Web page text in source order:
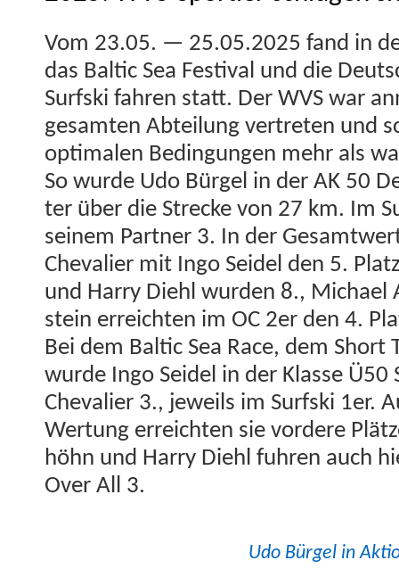
Vom 23.05. — 25.05.2025 fand in
das Baltic Sea Fes­ti­val und die
Surf­s­ki fahren statt. Der WVS war
gesamten Abteilung vertreten und
opti­malen Bedin­gun­gen mehr als
So wurde Udo Bürgel in der AK 50
ter über die Strecke von 27 km. Im
seinem Part­ner 3. In der
Cheva­lier mit Ingo Sei­del den 5.
und Har­ry Diehl wur­den 8., Michael
stein erre­icht­en im OC 2er den 4.
Bei dem Baltic Sea Race, dem Short
wurde Ingo Sei­del in der Klasse Ü50
Cheva­lier 3., jew­eils im Surf­s­ki 1er.
Wer­tung erre­icht­en sie vordere
höhn und Har­ry Diehl fuhren auch
Over All 3.
Udo Bürgel in